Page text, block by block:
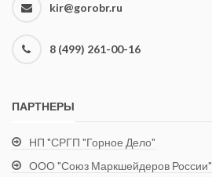
kir@gorobr.ru
8 (499) 261-00-16
ПАРТНЕРЫ
НП "СРГП "Горное Дело"
ООО "Союз Маркшейдеров России"